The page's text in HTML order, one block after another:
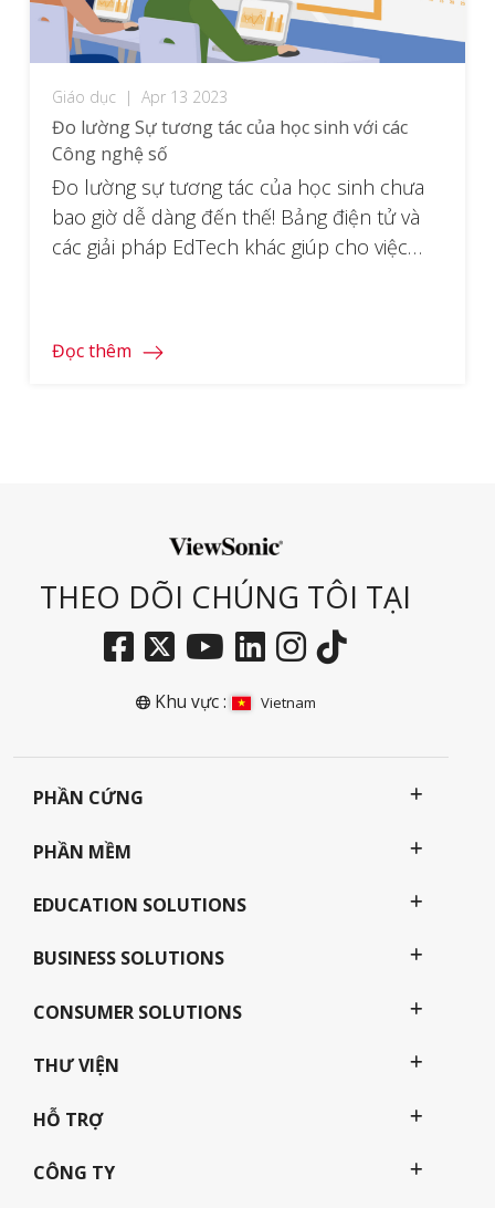
Giáo dục | Apr 13 2023
Đo lường Sự tương tác của học sinh với các
Công nghệ số
Đo lường sự tương tác của học sinh chưa
bao giờ dễ dàng đến thế! Bảng điện tử và
các giải pháp EdTech khác giúp cho việc
Đọc thêm
THEO DÕI CHÚNG TÔI TẠI
Khu vực : Vietnam
PHẦN CỨNG
PHẦN MỀM
EDUCATION SOLUTIONS
BUSINESS SOLUTIONS
CONSUMER SOLUTIONS
THƯ VIỆN
HỖ TRỢ
CÔNG TY